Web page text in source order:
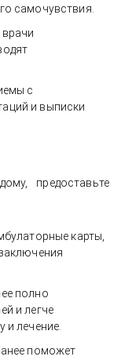
самочувствия.
с
и выписки
предоставьте
карты,
полно
и легче
и лечение.
поможет